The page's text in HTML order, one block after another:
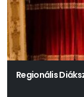
Regionális